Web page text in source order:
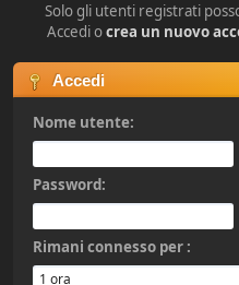
Solo gli utenti registrati
Accedi ocrea un nuovo
Accedi
Nome utente:
Password:
Rimani connesso per :